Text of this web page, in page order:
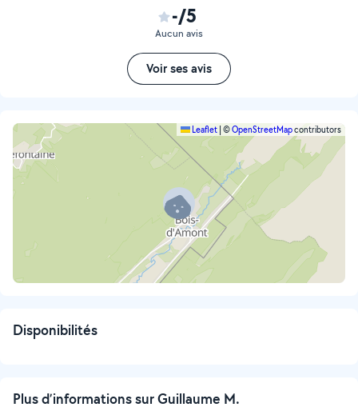
-/5
Aucun avis
Voir ses avis
Leaflet ©OpenStreetMapcontributors
Disponibilités
Plus d’informations sur Guillaume M.